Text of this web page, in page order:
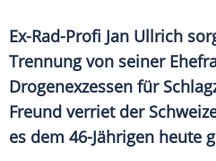
Ex-Rad-Profi Jan Ullrich
Trennung von seiner
Drogenexzessen für
Freund verriet der
es dem 46-Jährigen heute